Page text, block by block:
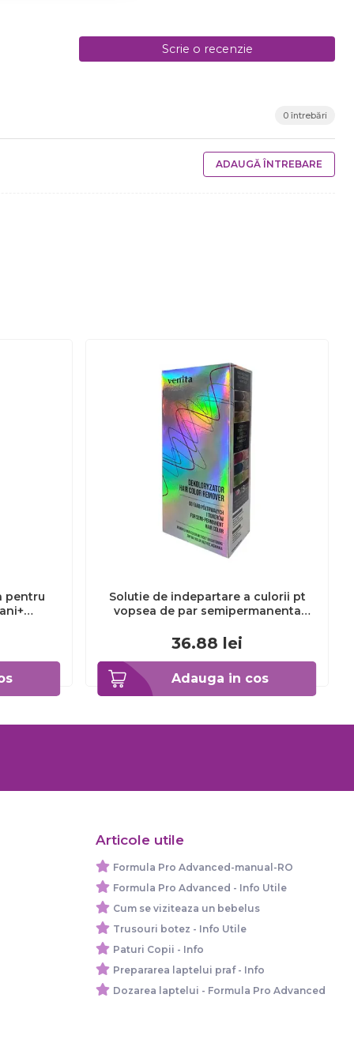
Scrie o recenzie
0 întrebări
ADAUGĂ ÎNTREBARE
pentru
Adauga in cos
Solutie de indepartare a culorii pt
vopsea de par semipermanenta
ml
36.88 lei
Articole utile
Formula Pro Advanced-manual-RO
Formula Pro Advanced - Info Utile
Cum se viziteaza un bebelus
Trusouri botez - Info Utile
Paturi Copii - Info
Prepararea laptelui praf - Info
Dozarea laptelui - Formula Pro Advanced